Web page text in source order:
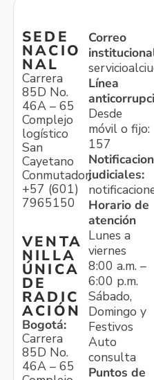
SEDE
NACIO
NAL
Carrera
85D No.
46A – 65
Complejo
logístico
San
Cayetano
Conmutador:
+57 (601)
7965150
VENTA
NILLA
ÚNICA
DE
RADIC
ACIÓN
Bogotá:
Carrera
85D No.
46A – 65
Correo
Línea
Desde
móvil o fijo:
157
judiciales:
Horario de
atención
Lunes a
viernes
8:00 a.m. –
6:00 p.m.
Sábado,
Domingo y
Festivos
Auto
consulta
Puntos de